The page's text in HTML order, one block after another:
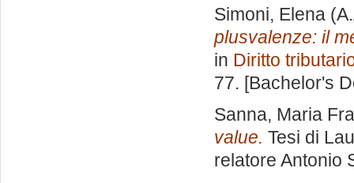
Simoni, Elena
plusvalenze: il
in Diritto
77. [Bachelor's
Sanna, Maria
value. Tesi di
relatore Antonio